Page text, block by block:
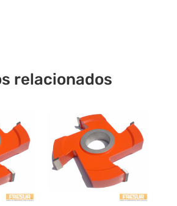
relacionados